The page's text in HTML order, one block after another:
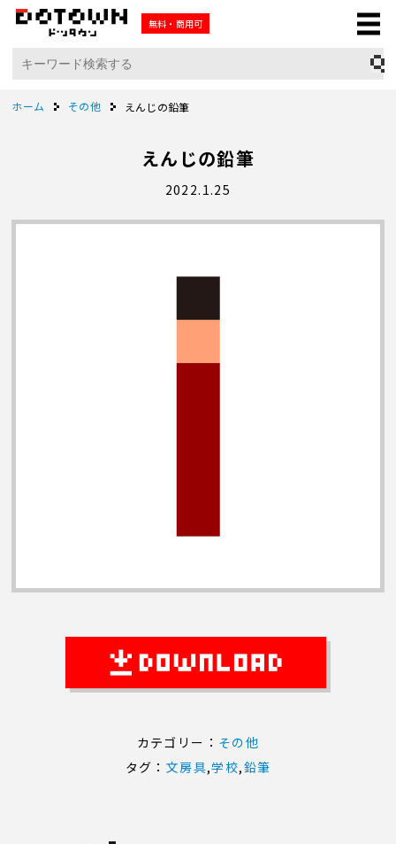
無料・商用可
ホーム その他 えんじの鉛筆
えんじの鉛筆
2022.1.25
カテゴリー： その他
タグ： 文房具,学校,鉛筆